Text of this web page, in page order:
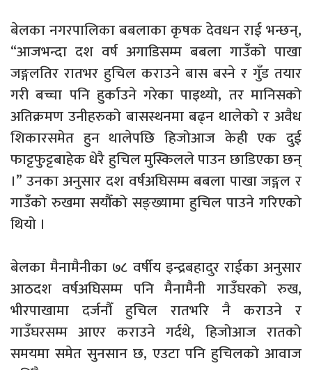
बेलका नगरपालिका बबलाका कृषक देवधन राई भन्छन्,
“आजभन्दा दश वर्ष अगाडिसम्म बबला गाउँको पाखा
जङ्गलतिर रातभर हुचिल कराउने बास बस्ने र गुँड तयार
गरी बच्चा पनि हुर्काउने गरेका पाइथ्यो, तर मानिसको
अतिक्रमण उनीहरुको बासस्थनमा बढ्न थालेको र अवैध
शिकारसमेत हुन थालेपछि हिजोआज केही एक दुई
फाट्टफुट्टबाहेक धेरै हुचिल मुस्किलले पाउन छाडिएका छन्
।” उनका अनुसार दश वर्षअघिसम्म बबला पाखा जङ्गल र
गाउँको रुखमा सयौँको सङ्ख्यामा हुचिल पाउने गरिएको
थियो ।
बेलका मैनामैनीका ७८ वर्षीय इन्द्रबहादुर राईका अनुसार
आठदश वर्षअघिसम्म पनि मैनामैनी गाउँघरको रुख,
भीरपाखामा दर्जनौँ हुचिल रातभरि नै कराउने र
गाउँघरसम्म आएर कराउने गर्दथे, हिजोआज रातको
समयमा समेत सुनसान छ, एउटा पनि हुचिलको आवाज